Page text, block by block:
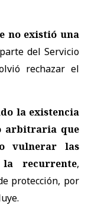
no existió una
del Servicio
rechazar el
la existencia
arbitraria que
vulnerar las
la recurrente,
protección, por